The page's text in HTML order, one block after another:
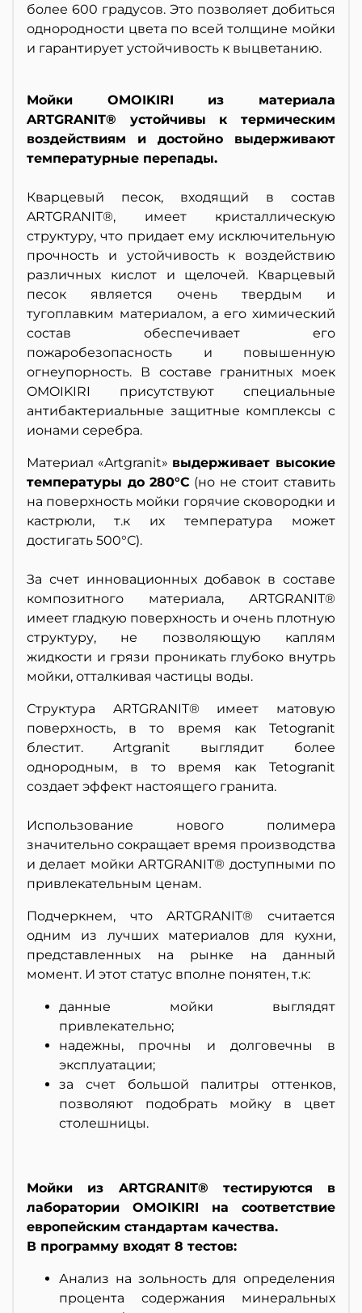
более 600 градусов. Это позволяет добиться
однородности цвета по всей толщине мойки
и гарантирует устойчивость к выцветанию.
Мойки OMOIKIRI из материала
ARTGRANIT® устойчивы к термическим
воздействиям и достойно выдерживают
температурные перепады.
Кварцевый песок, входящий в состав
ARTGRANIT®, имеет кристаллическую
структуру, что придает ему исключительную
прочность и устойчивость к воздействию
различных кислот и щелочей. Кварцевый
песок является очень твердым и
тугоплавким материалом, а его химический
состав обеспечивает его
пожаробезопасность и повышенную
огнеупорность. В составе гранитных моек
OMOIKIRI присутствуют специальные
антибактериальные защитные комплексы с
ионами серебра.
Материал «Artgranit» выдерживает высокие
температуры до 280°С (но не стоит ставить
на поверхность мойки горячие сковородки и
кастрюли, т.к их температура может
достигать 500°С).
За счет инновационных добавок в составе
композитного материала, ARTGRANIT®
имеет гладкую поверхность и очень плотную
структуру, не позволяющую каплям
жидкости и грязи проникать глубоко внутрь
мойки, отталкивая частицы воды.
Структура ARTGRANIT® имеет матовую
поверхность, в то время как Tetogranit
блестит. Artgranit выглядит более
однородным, в то время как Tetogranit
создает эффект настоящего гранита.
Использование нового полимера
значительно сокращает время производства
и делает мойки ARTGRANIT® доступными по
привлекательным ценам.
Подчеркнем, что ARTGRANIT® считается
одним из лучших материалов для кухни,
представленных на рынке на данный
момент. И этот статус вполне понятен, т.к:
данные мойки выглядят
привлекательно;
надежны, прочны и долговечны в
эксплуатации;
за счет большой палитры оттенков,
позволяют подобрать мойку в цвет
столешницы.
Мойки из ARTGRANIT® тестируются в
лаборатории OMOIKIRI на соответствие
европейским стандартам качества.
В программу входят 8 тестов:
Анализ на зольность для определения
процента содержания минеральных